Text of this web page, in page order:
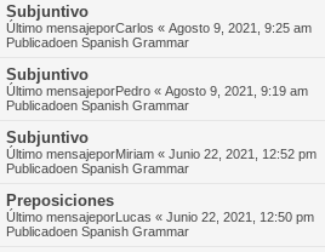
Subjuntivo
Último mensajeporCarlos « Agosto 9, 2021, 9:25 am
Publicadoen Spanish Grammar
Subjuntivo
Último mensajeporPedro « Agosto 9, 2021, 9:19 am
Publicadoen Spanish Grammar
Subjuntivo
Último mensajeporMiriam « Junio 22, 2021, 12:52 pm
Publicadoen Spanish Grammar
Preposiciones
Último mensajeporLucas « Junio 22, 2021, 12:50 pm
Publicadoen Spanish Grammar